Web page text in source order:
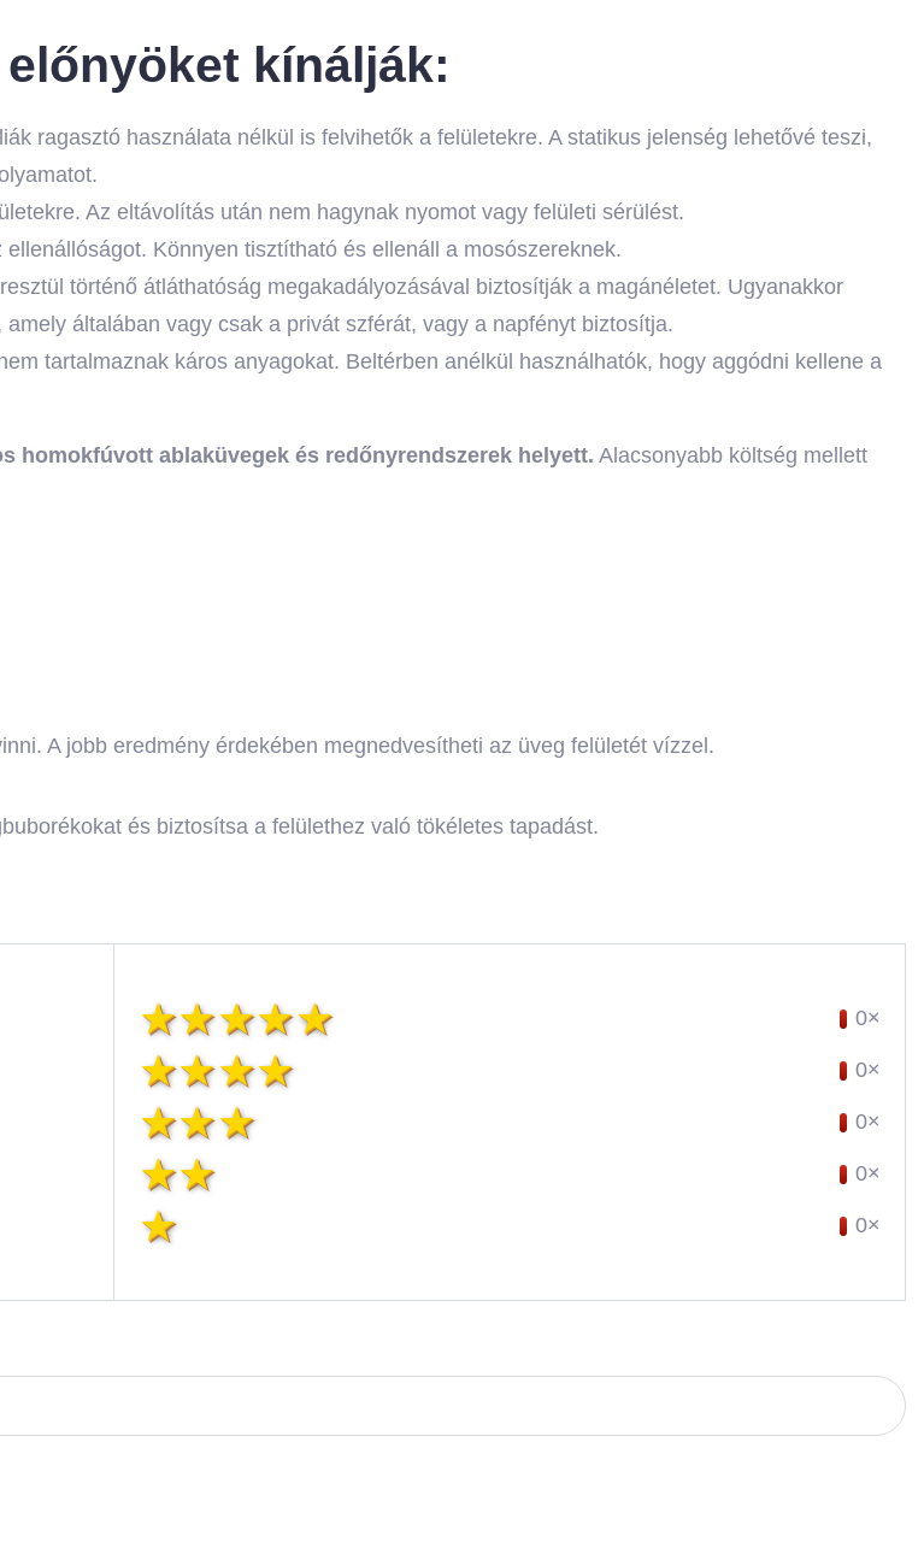
kínálják:
ragasztó használata nélkül is felvihetők a felületekre. A statikus jelenség lehetővé teszi,
Az eltávolítás után nem hagynak nyomot vagy felületi sérülést.
Könnyen tisztítható és ellenáll a mosószereknek.
történő átláthatóság megakadályozásával biztosítják a magánéletet. Ugyanakkor
általában vagy csak a privát szférát, vagy a napfényt biztosítja.
tartalmaznak káros anyagokat. Beltérben anélkül használhatók, hogy aggódni kellene a
homokfúvott ablaküvegek és redőnyrendszerek helyett. Alacsonyabb költség mellett
A jobb eredmény érdekében megnedvesítheti az üveg felületét vízzel.
és biztosítsa a felülethez való tökéletes tapadást.
0×
0×
0×
0×
0×